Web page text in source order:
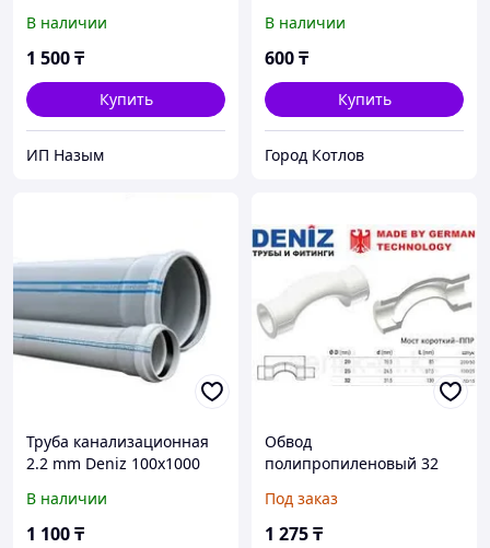
В наличии
1 500₸
Купить
ИП Назым
В наличии
600₸
Купить
Город Котлов
Труба канализационная
2.2 mm Deniz 100х1000
В наличии
1 100₸
Обвод
полипропиленовый 32
Под заказ
1 275₸